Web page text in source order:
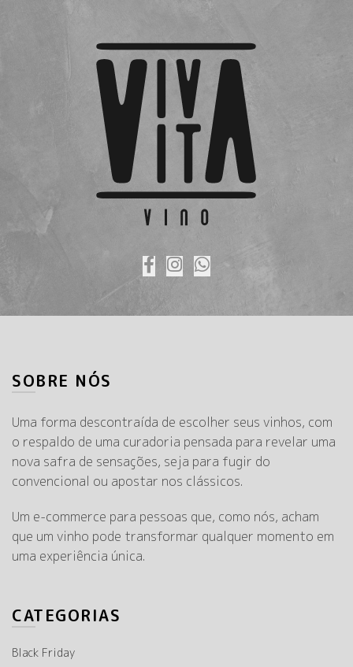
SOBRE NÓS
Uma forma descontraída de escolher seus vinhos, com
o respaldo de uma curadoria pensada para revelar uma
nova safra de sensações, seja para fugir do
convencional ou apostar nos clássicos.
Um e-commerce para pessoas que, como nós, acham
que um vinho pode transformar qualquer momento em
uma experiência única.
CATEGORIAS
Black Friday